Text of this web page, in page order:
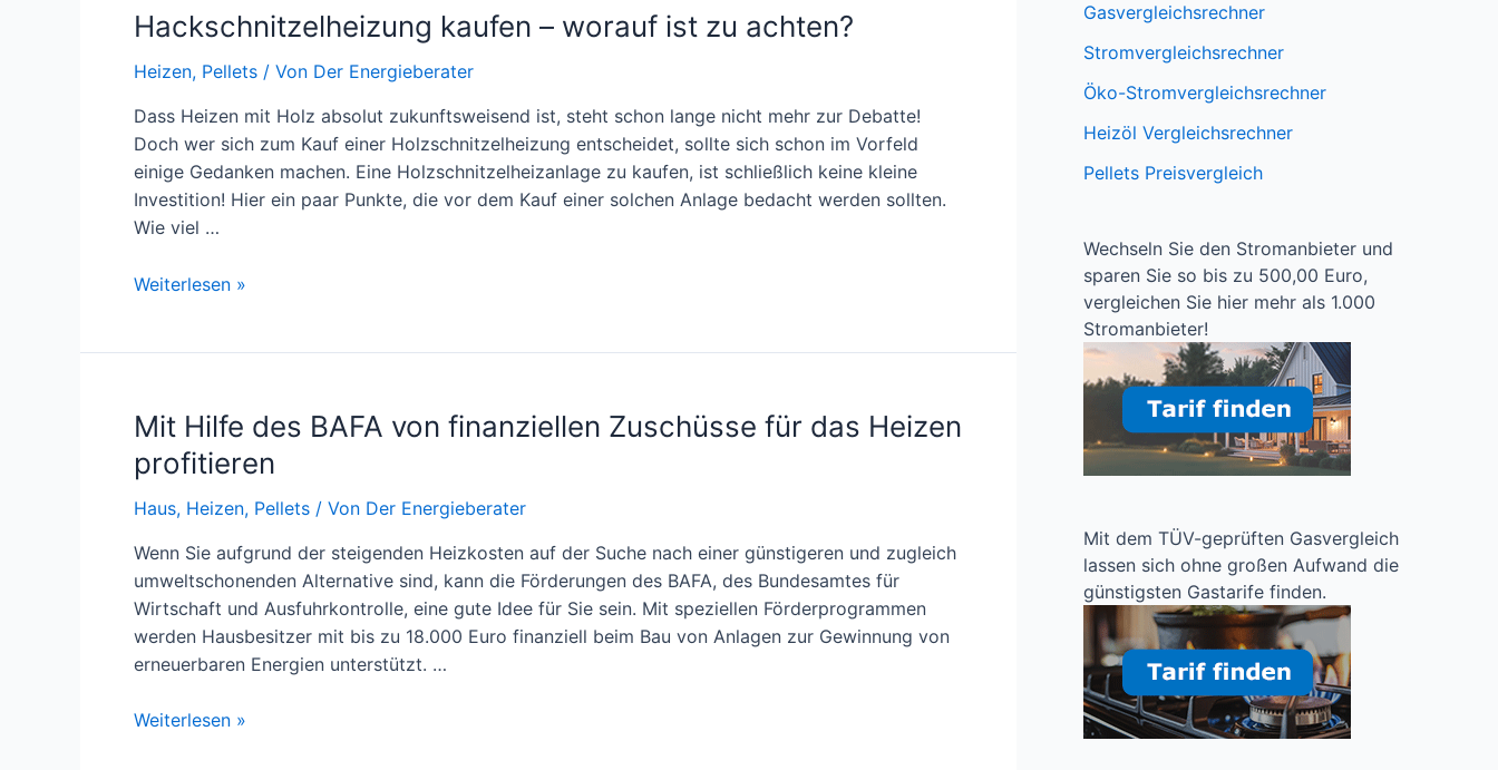
Hackschnitzelheizung kaufen – worauf ist zu achten?
Heizen, Pellets / Von Der Energieberater
Dass Heizen mit Holz absolut zukunftsweisend ist, steht schon lange nicht mehr zur Debatte!
Doch wer sich zum Kauf einer Holzschnitzelheizung entscheidet, sollte sich schon im Vorfeld
einige Gedanken machen. Eine Holzschnitzelheizanlage zu kaufen, ist schließlich keine kleine
Investition! Hier ein paar Punkte, die vor dem Kauf einer solchen Anlage bedacht werden sollten.
Wie viel …
Hackschnitzelheizung
zu
achten?
Weiterlesen »
Mit Hilfe des BAFA von finanziellen Zuschüsse für das Heizen
profitieren
Haus, Heizen, Pellets / Von Der Energieberater
Wenn Sie aufgrund der steigenden Heizkosten auf der Suche nach einer günstigeren und zugleich
umweltschonenden Alternative sind, kann die Förderungen des BAFA, des Bundesamtes für
Wirtschaft und Ausfuhrkontrolle, eine gute Idee für Sie sein. Mit speziellen Förderprogrammen
werden Hausbesitzer mit bis zu 18.000 Euro finanziell beim Bau von Anlagen zur Gewinnung von
erneuerbaren Energien unterstützt. …
Mit
Weiterlesen »
Gasvergleichsrechner
Stromvergleichsrechner
Öko-Stromvergleichsrechner
Heizöl Vergleichsrechner
Pellets Preisvergleich
Wechseln Sie den Stromanbieter und
sparen Sie so bis zu 500,00 Euro,
vergleichen Sie hier mehr als 1.000
Stromanbieter!
Mit dem TÜV-geprüften Gasvergleich
lassen sich ohne großen Aufwand die
günstigsten Gastarife finden.